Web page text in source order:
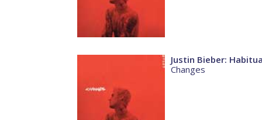
Justin Bieber:
Changes